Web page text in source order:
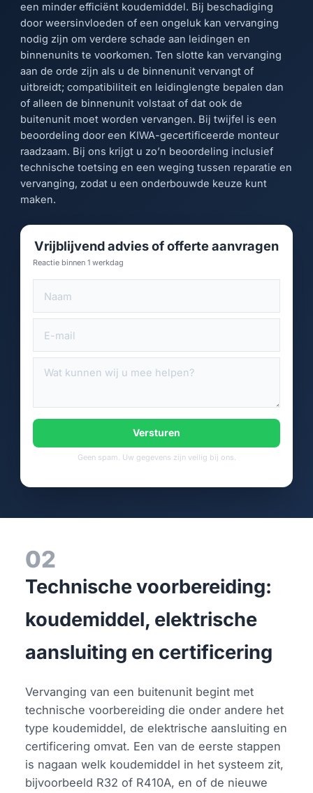
een minder efficiënt koudemiddel. Bij beschadiging
door weersinvloeden of een ongeluk kan vervanging
nodig zijn om verdere schade aan leidingen en
binnenunits te voorkomen. Ten slotte kan vervanging
aan de orde zijn als u de binnenunit vervangt of
uitbreidt; compatibiliteit en leidinglengte bepalen dan
of alleen de binnenunit volstaat of dat ook de
buitenunit moet worden vervangen. Bij twijfel is een
beoordeling door een KIWA-gecertificeerde monteur
raadzaam. Bij ons krijgt u zo’n beoordeling inclusief
technische toetsing en een weging tussen reparatie en
vervanging, zodat u een onderbouwde keuze kunt
maken.
Vrijblijvend advies of offerte aanvragen
Reactie binnen 1 werkdag
Versturen
Geen spam. Uw gegevens zijn veilig bij ons.
02
Technische voorbereiding:
koudemiddel, elektrische
aansluiting en certificering
Vervanging van een buitenunit begint met
technische voorbereiding die onder andere het
type koudemiddel, de elektrische aansluiting en
certificering omvat. Een van de eerste stappen
is nagaan welk koudemiddel in het systeem zit,
bijvoorbeeld R32 of R410A, en of de nieuwe